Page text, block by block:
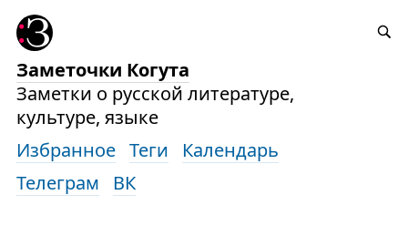
Заметочки Когута
Заметки о русской литературе,
культуре, языке
Избранное Теги
Календарь
Телеграм
ВК